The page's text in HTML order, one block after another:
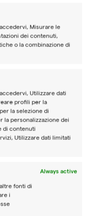
Misurare le
dei contenuti,
o la combinazione di
Utilizzare dati
profili per la
la selezione di
la personalizzazione dei
di contenuti
Utilizzare dati limitati
Always active
fonti di
i